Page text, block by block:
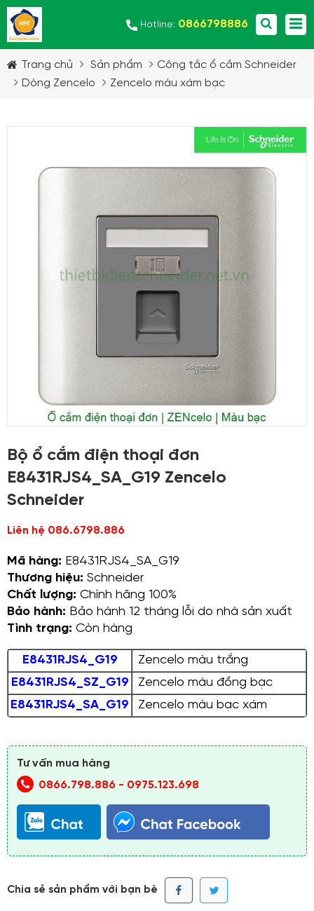
Hotline: 0866798886
Trang chủ Sản phẩm
Công tắc ổ cắm Schneider
Dòng Zencelo
Zencelo màu xám bạc
Bộ ổ cắm điện thoại đơn
E8431RJS4_SA_G19 Zencelo
Schneider
Liên hệ 086.6798.886
Mã hàng: E8431RJS4_SA_G19
Thương hiệu: Schneider
Chất lượng: Chính hãng 100%
Bảo hành: Bảo hành 12 tháng lỗi do nhà sản xuất
Tình trạng: Còn hàng
E8431RJS4_G19
Zencelo màu trắng
E8431RJS4_SZ_G19
Zencelo màu đồng bạc
E8431RJS4_SA_G19
Zencelo màu bạc xám
Tư vấn mua hàng
0866.798.886 - 0975.123.698
Chia sẻ sản phẩm với bạn bè